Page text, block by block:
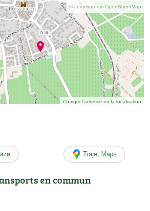
© contributeurs OpenStreetMap
Corriger l’adresse ou la localisation
Trajet Maps
en commun